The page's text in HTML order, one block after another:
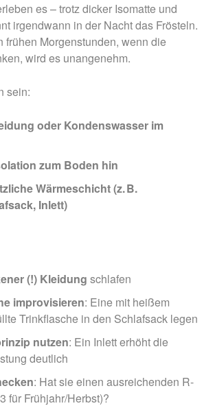
es – trotz dicker Isomatte und
irgendwann in der Nacht das Frösteln.
frühen Morgenstunden, wenn die
wird es unangenehm.
sein:
oder Kondenswasser im
zum Boden hin
Wärmeschicht (z. B.
Inlett)
(!) Kleidung schlafen
improvisieren: Eine mit heißem
Trinkflasche in den Schlafsack legen
nutzen: Ein Inlett erhöht die
deutlich
: Hat sie einen ausreichenden R-
für Frühjahr/Herbst)?